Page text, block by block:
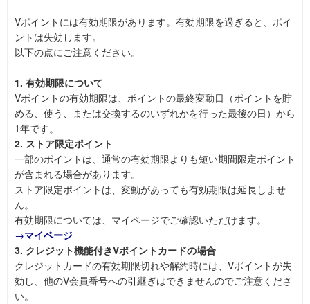
Vポイントには有効期限があります。有効期限を過ぎると、ポイ
ントは失効します。
以下の点にご注意ください。
1. 有効期限について
Vポイントの有効期限は、ポイントの最終変動日（ポイントを貯
める、使う、または交換するのいずれかを行った最後の日）から
1年です。
2. ストア限定ポイント
一部のポイントは、通常の有効期限よりも短い期間限定ポイント
が含まれる場合があります。
ストア限定ポイントは、変動があっても有効期限は延長しませ
ん。
有効期限については、マイページでご確認いただけます。
→マイページ
3. クレジット機能付きVポイントカードの場合
クレジットカードの有効期限切れや解約時には、Vポイントが失
効し、他のV会員番号への引継ぎはできませんのでご注意くださ
い。